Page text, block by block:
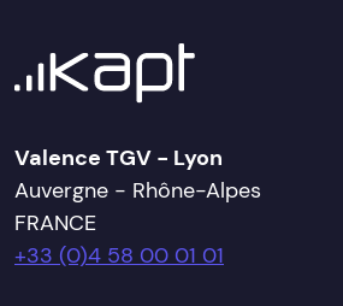
Valence TGV - Lyon
Auvergne - Rhône-Alpes
FRANCE
+33 (0)4 58 00 01 01